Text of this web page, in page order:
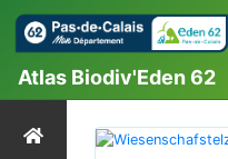
Atlas Biodiv'Eden 62